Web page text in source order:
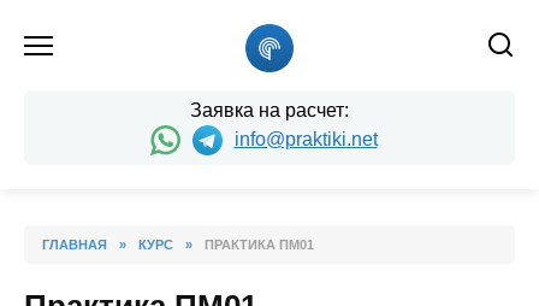
Заявка на расчет:
info@praktiki.net
ГЛАВНАЯ » КУРС » ПРАКТИКА ПМ01